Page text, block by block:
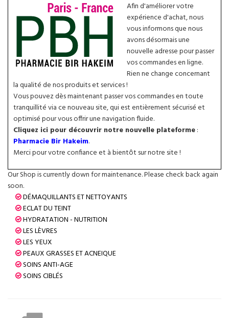
Afin d'améliorer votre
expérience d'achat, nous
vous informons que nous
avons désormais une
nouvelle adresse pour passer
vos commandes en ligne.
Rien ne change concernant
la qualité de nos produits et services !
Vous pouvez dès maintenant passer vos commandes en toute
tranquillité via ce nouveau site, qui est entièrement sécurisé et
optimisé pour vous offrir une navigation fluide.
Cliquez ici pour découvrir notre nouvelle plateforme:
Pharmacie Bir Hakeim.
Merci pour votre confiance et à bientôt sur notre site !
Our Shop is currently down for maintenance. Please check back again
soon.
DÉMAQUILLANTS ET NETTOYANTS
ECLAT DU TEINT
HYDRATATION - NUTRITION
LES LÈVRES
LES YEUX
PEAUX GRASSES ET ACNEIQUE
SOINS ANTI-AGE
SOINS CIBLÉS